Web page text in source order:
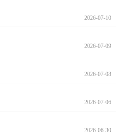
2026-07-10
2026-07-09
2026-07-08
2026-07-06
2026-06-30